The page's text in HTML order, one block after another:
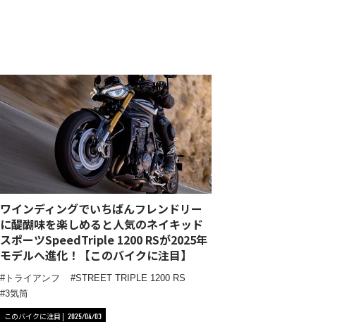
ワインディングでいちばんフレンドリー
に醍醐味を楽しめると人気のネイキッド
スポーツSpeedTriple 1200 RSが2025年
モデルへ進化！【このバイクに注目】
トライアンフ
STREET TRIPLE 1200 RS
3気筒
このバイクに注目 2025/04/03